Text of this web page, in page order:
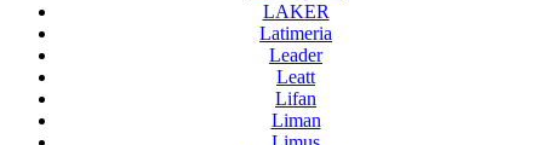
LAKER
Latimeria
Leader
Leatt
Lifan
Liman